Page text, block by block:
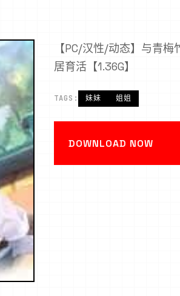
【PC/汉性/动态】与青
居育活【1.36G】
TAGS: 妹妹 姐姐
DOWNLOAD NOW